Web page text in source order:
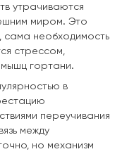
утрачиваются
миром. Это
сама необходимость
стрессом,
гортани.
в
переучивания
между
но механизм